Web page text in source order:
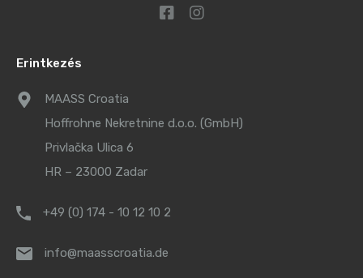
Erintkezés
MAASS Croatia
Hoffrohne Nekretnine d.o.o. (GmbH)
Privlačka Ulica 6
HR – 23000 Zadar
+49 (0) 174 - 10 12 10 2
info@maasscroatia.de